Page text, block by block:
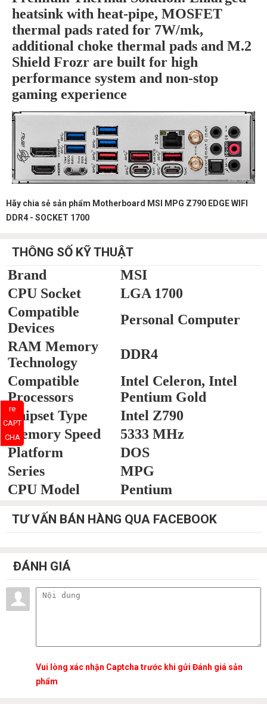
heatsink with heat-pipe, MOSFET
thermal pads rated for 7W/mk,
additional choke thermal pads and M.2
Shield Frozr are built for high
performance system and non-stop
gaming experience
Hãy chia sẻ sản phẩm Motherboard MSI MPG Z790 EDGE WIFI
DDR4 - SOCKET 1700
THÔNG SỐ KỸ THUẬT
Brand
MSI
CPU Socket
LGA 1700
Compatible
Devices
Personal Computer
RAM Memory
Technology
DDR4
Compatible
Processors
Intel Celeron, Intel
Pentium Gold
Chipset Type
Intel Z790
Memory Speed
5333 MHz
Platform
DOS
Series
MPG
CPU Model
Pentium
TƯ VẤN BÁN HÀNG QUA FACEBOOK
ĐÁNH GIÁ
re
CAPT
CHA
Vui lòng xác nhận Captcha trước khi gửi Đánh giá sản
phẩm